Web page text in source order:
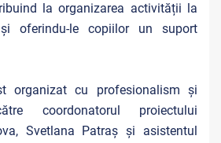
la organizarea activității la
oferindu-le copiilor un suport
organizat cu profesionalism și
coordonatorul proiectului
Svetlana Patraș și asistentul